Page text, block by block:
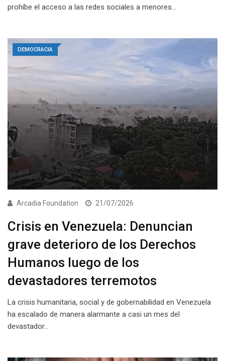
prohíbe el acceso a las redes sociales a menores…
DEMOCRACIA
Arcadia Foundation 21/07/2026
Crisis en Venezuela: Denuncian
grave deterioro de los Derechos
Humanos luego de los
devastadores terremotos
La crisis humanitaria, social y de gobernabilidad en Venezuela
ha escalado de manera alarmante a casi un mes del
devastador…